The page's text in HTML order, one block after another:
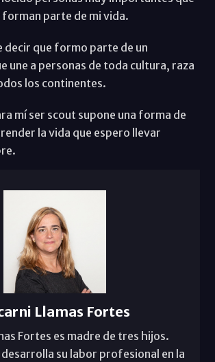
parte de mi vida.
decir que formo parte de un
une a personas de toda cultura, raza
los continentes.
mí ser scout supone una forma de
la vida que espero llevar
Llamas Fortes
Fortes es madre de tres hijos.
su labor profesional en la